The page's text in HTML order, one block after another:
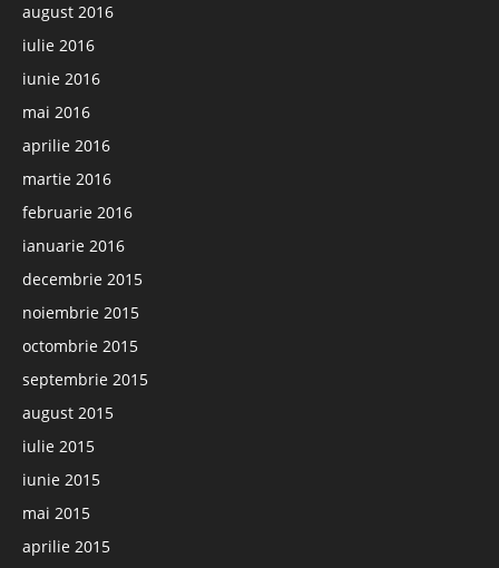
august 2016
iulie 2016
iunie 2016
mai 2016
aprilie 2016
martie 2016
februarie 2016
ianuarie 2016
decembrie 2015
noiembrie 2015
octombrie 2015
septembrie 2015
august 2015
iulie 2015
iunie 2015
mai 2015
aprilie 2015